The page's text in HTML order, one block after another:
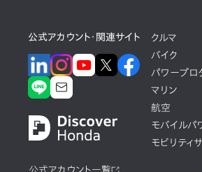
公式アカウント・関連サイト
公式アカウント一覧
クルマ
バイク
パワープロ
マリン
航空
モバイルパ
モビリティ